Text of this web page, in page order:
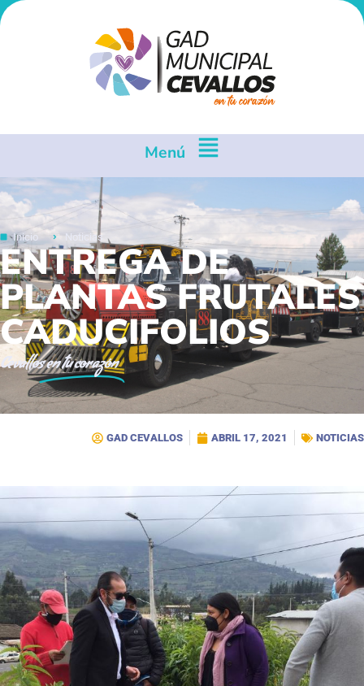
Menú
Inicio Noticias
ENTREGA DE
PLANTAS FRUTALES
CADUCIFOLIOS
Cevallosen tu corazón
GAD CEVALLOS ABRIL 17, 2021 NOTICIAS